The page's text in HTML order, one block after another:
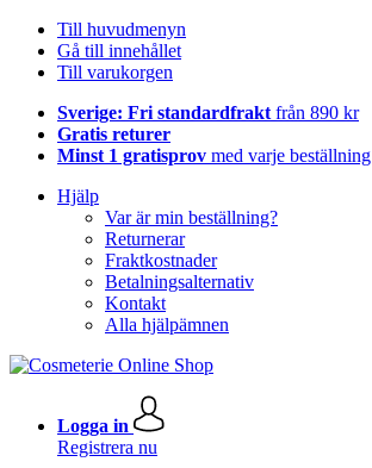
Till huvudmenyn
Gå till innehållet
Till varukorgen
Sverige: Fri standardfrakt från 890 kr
Gratis returer
Minst 1 gratisprov med varje beställning
Hjälp
Var är min beställning?
Returnerar
Fraktkostnader
Betalningsalternativ
Kontakt
Alla hjälpämnen
Logga in
Registrera nu